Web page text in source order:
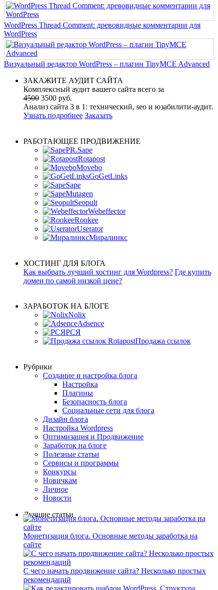
WordPress Thread Comment: древовидные комментарии для
WordPress
Визуальный редактор WordPress – плагин TinyMCE Advanced
ЗАКАЖИТЕ АУДИТ САЙТА
Комплексный аудит вашего сайта всего за
4500 3500 руб.
Анализ сайта 3 в 1: технический, seo и юзабилити-аудит.
Узнать подробнее Заказать
РАБОТАЮЩЕЕ ПРОДВИЖЕНИЕ
PR.Sape
Rotapost
Movebo
GoGetLinks
Sape
Mutagen
Seopult
Webeffector
Rookee
Userator
Миралинкс
ХОСТИНГ ДЛЯ БЛОГА
Как выбрать лучший хостинг для Wordpress? Где купить
домен по самой низкой цене?
ЗАРАБОТОК НА БЛОГЕ
Nolix
Adsence
РСЯ
Продажа ссылок
Рубрики
Создание и настройка блога
Настройка
Плагины
Безопасность блога
Социальные сети для блога
Дизайн блога
Настройка Wordpress
Оптимизация и Продвижение
Заработок на блоге
Полезные статьи
Сервисы и программы
Конкурсы
Новичкам
Личное
Новости
Лучшие статьи
Монетизация блога. Основные методы заработка на
сайте
С чего начать продвижение сайта? Несколько простых
рекомендаций